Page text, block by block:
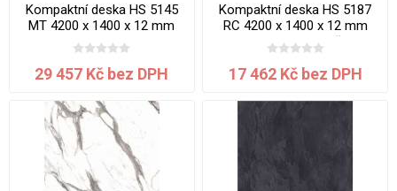
Kompaktní deska HS 5145
MT 4200 x 1400 x 12 mm
Mramor jádro bílé
29 457 Kč bez DPH
Kompaktní deska HS 5187
RC 4200 x 1400 x 12 mm
Mramor Efes jádro černé
17 462 Kč bez DPH